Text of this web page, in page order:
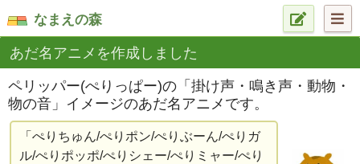
なまえの森
あだ名アニメを作成しました
ペリッパー(ぺりっぱー)の「掛け声・鳴き声・動物・
物の音」イメージのあだ名アニメです。
「ぺりちゅん/ぺりポン/ぺりぶーん/ぺりガ
ル/ぺりポッポ/ぺりシェー/ぺりミャー/ぺり